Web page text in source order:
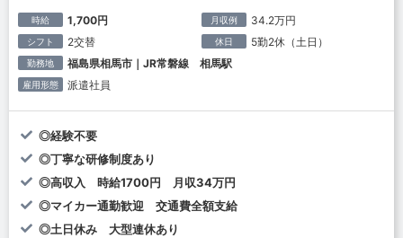
時給 1,700円 月収例 34.2万円
シフト 2交替 休日 5勤2休（土日）
勤務地 福島県相馬市｜JR常磐線 相馬駅
雇用形態 派遣社員
◎経験不要
◎丁寧な研修制度あり
◎高収入 時給1700円 月収34万円
◎マイカー通勤歓迎 交通費全額支給
◎土日休み 大型連休あり